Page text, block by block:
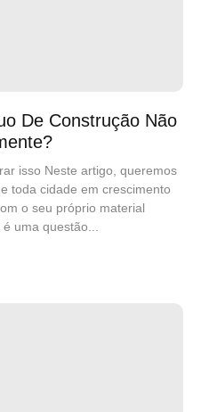
De Construção Não
isso Neste artigo, queremos
toda cidade em crescimento
o seu próprio material
uma questão...